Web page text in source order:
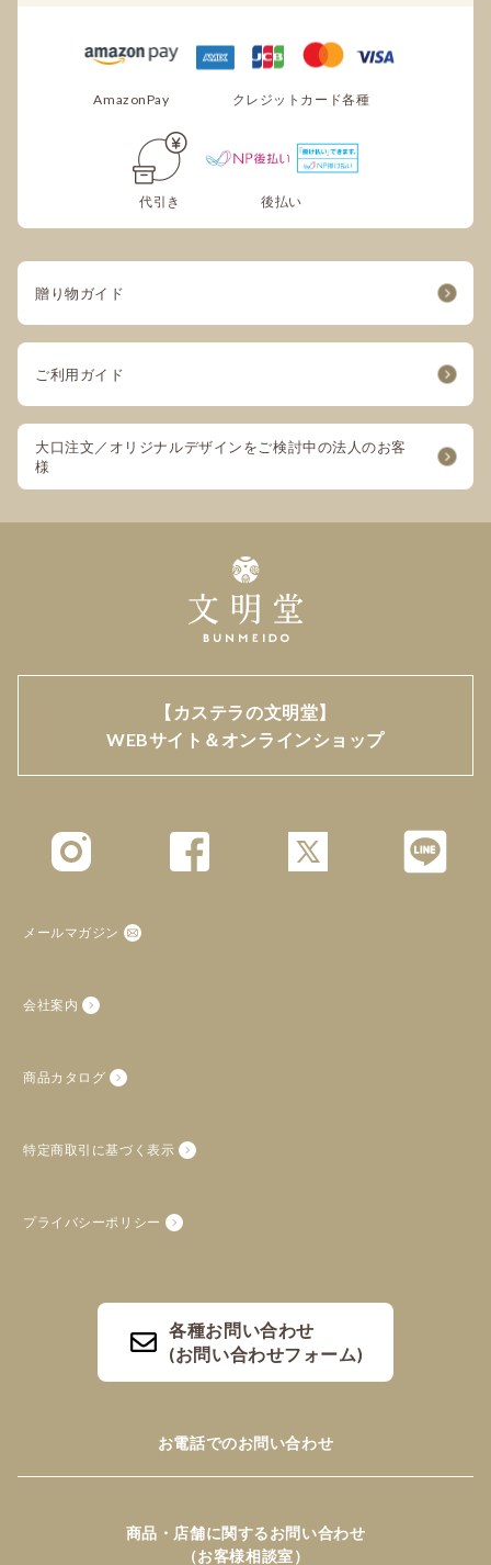
AmazonPay クレジットカード各種
代引き 後払い
贈り物ガイド
ご利用ガイド
大口注文／オリジナルデザインをご検討中の法人のお客
様
【カステラの文明堂】
WEBサイト＆オンラインショップ
メールマガジン
会社案内
商品カタログ
特定商取引に基づく表示
プライバシーポリシー
各種お問い合わせ
(お問い合わせフォーム)
お電話でのお問い合わせ
商品・店舗に関するお問い合わせ
（お客様相談室）